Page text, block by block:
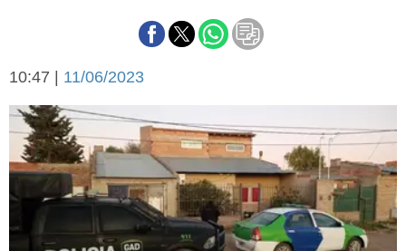
Federal A
Arte y cultura
Economía y campo
Con el campo
Espacio empresas
Sociedad y tiempo
Sociedad
Tecnología
Turismo
10:47 | 11/06/2023